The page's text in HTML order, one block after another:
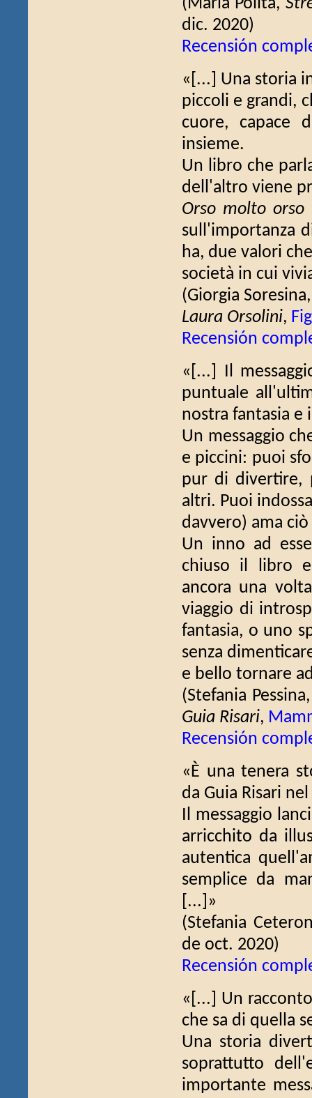
(Maria Polita,
dic. 2020)
Recensión
«[...] Una storia
piccoli e grandi,
cuore, capace
insieme.
Un libro che
dell'altro viene
Orso molto orso
sull'importanza
ha, due valori
società in cui
(Giorgia
Laura Orsolini,
Recensión
«[...] Il
puntuale
nostra fantasia
Un messaggio
e piccini: puoi
pur di divertire,
altri. Puoi
davvero) ama
Un inno ad
chiuso il libro
ancora una
viaggio di
fantasia, o uno
senza
e bello tornare
(Stefania
Guia Risari,
Recensión
«È una tenera
da Guia Risari
Il messaggio
arricchito da
autentica
semplice da
[...]»
(Stefania
de oct. 2020)
Recensión
«[...] Un
che sa di quella
Una storia
soprattutto
importante